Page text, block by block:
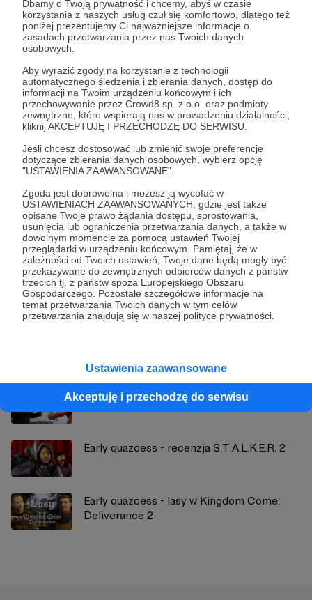
Dbamy o Twoją prywatność i chcemy, abyś w czasie
korzystania z naszych usług czuł się komfortowo, dlatego też
poniżej prezentujemy Ci najważniejsze informacje o
zasadach przetwarzania przez nas Twoich danych
osobowych.
Aby wyrazić zgody na korzystanie z technologii
automatycznego śledzenia i zbierania danych, dostęp do
informacji na Twoim urządzeniu końcowym i ich
przechowywanie przez Crowd8 sp. z o.o. oraz podmioty
zewnętrzne, które wspierają nas w prowadzeniu działalności,
kliknij AKCEPTUJĘ I PRZECHODZĘ DO SERWISU.
Jeśli chcesz dostosować lub zmienić swoje preferencje
dotyczące zbierania danych osobowych, wybierz opcję
"USTAWIENIA ZAAWANSOWANE".
Zgoda jest dobrowolna i możesz ją wycofać w
USTAWIENIACH ZAAWANSOWANYCH, gdzie jest także
opisane Twoje prawo żądania dostępu, sprostowania,
usunięcia lub ograniczenia przetwarzania danych, a także w
dowolnym momencie za pomocą ustawień Twojej
przeglądarki w urządzeniu końcowym. Pamiętaj, że w
zależności od Twoich ustawień, Twoje dane będą mogły być
przekazywane do zewnętrznych odbiorców danych z państw
trzecich tj. z państw spoza Europejskiego Obszaru
Gospodarczego. Pozostałe szczegółowe informacje na
temat przetwarzania Twoich danych w tym celów
przetwarzania znajdują się w naszej polityce prywatności.
Ustawienia zaawansowane
Akceptuję i przechodzę do serwisu
Zostań Patronem
Zaloguj się
gogle vr quest meta quest 3S meta quest 3
quaz gry wirtualna rzeczywistość
Udostępnij
Tomasz Drabik
Zobacz profil autora
Facebookowa grupa patronów!
Early quazcess - recenzja S.T.A.L.K.E.R. 2
Early quazcess - lasy w Kingdom Come:
Deliverance 2